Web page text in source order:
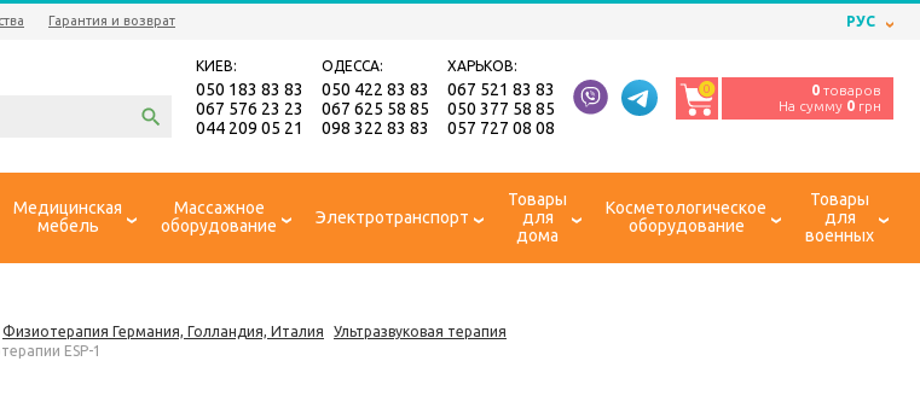
Гарантия и возврат РУС
КИЕВ:
050 183 83 83
067 576 23 23
044 209 05 21
ОДЕССА:
050 422 83 83
067 625 58 85
098 322 83 83
ХАРЬКОВ:
067 521 83 83
050 377 58 85
057 727 08 08
0 0 товаров
На сумму 0 грн
Медицинская
мебель
Массажное
оборудование
Электротранспорт
Товары
для
дома
Косметологическое
оборудование
Товары
для
военных
Физиотерапия Германия, Голландия, Италия
Ультразвуковая терапия
ESP-1